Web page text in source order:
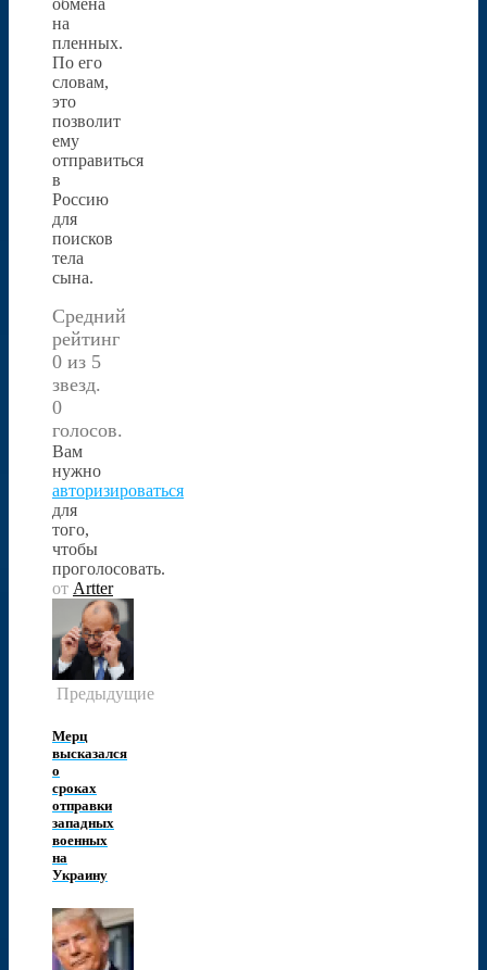
обмена
на
пленных.
По его
словам,
это
позволит
ему
отправиться
в
Россию
для
поисков
тела
сына.
Средний
рейтинг
0 из 5
звезд.
0
голосов.
Вам
нужно
авторизироваться
для
того,
чтобы
проголосовать.
от Artter
Предыдущие
Мерц
высказался
о
сроках
отправки
западных
военных
на
Украину